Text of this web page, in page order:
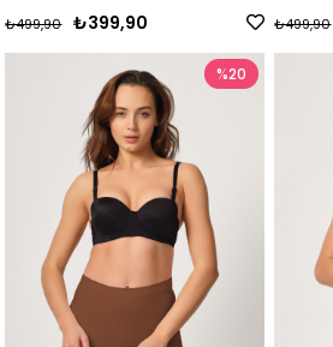
₺399,90
₺499,90 ₺499,90
%20